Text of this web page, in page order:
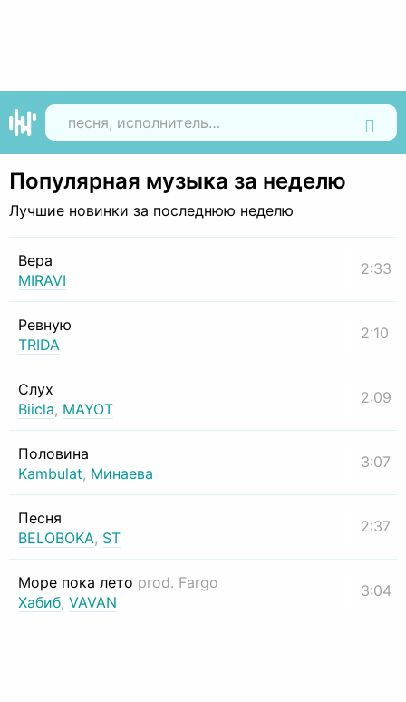
Популярная музыка за неделю
Лучшие новинки за последнюю неделю
Вера
MIRAVI
2:33
Ревную
TRIDA
2:10
Слух
Biicla, MAYOT
2:09
Половина
Kambulat, Минаева
3:07
Песня
BELOBOKA, ST
2:37
Море пока лето prod. Fargo
Хабиб, VAVAN
3:04